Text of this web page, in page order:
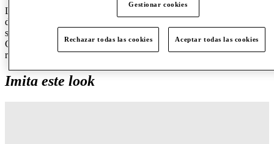
Los accesorios son la clave para elevar el conjunto: el bolso de rafia
de Bimba y Lola aporta textura y practicidad, mientras que las
sandalias de piel de Clarks añaden comodidad sin renunciar al estilo.
Completa el look con unas gafas de sol de inspiración retro para un
resultado fresco, elegante y pensado para los días más soleados.
Imita este look
Gestionar cookies
Rechazar todas las cookies Aceptar todas las cookies